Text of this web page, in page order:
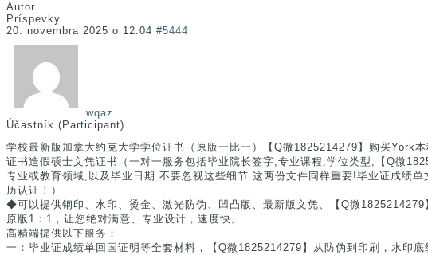
Autor
Príspevky
20. novembra 2025 o 12:04 #5444
wqaz
Účastník (Participant)
学校最新版加拿大约克大学学位证书（原版一比一）【Q微1825214279】购买York
证书造假硕士文凭证书（一对一服务包括毕业院长签字,专业课程,学位类型,【Q微
专业或教育领域,以及毕业日期.不要忽视这些细节.这两份文件同样重要!毕业证成绩单
历认证！）
◆可以提供钢印、水印、烫金、激光防伪、凹凸版、最新版文凭、【Q微1825214279
原版1：1，让您绝对满意、专业设计，速度快。
高精端提供以下服务：
一：毕业证成绩单回国证明等全套材料，【Q微1825214279】从防伪到印刷，水印底